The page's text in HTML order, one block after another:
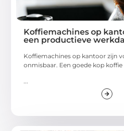
Koffiemachines op
een productieve
Koffiemachines op kantoor zijn
onmisbaar. Een goede kop
...